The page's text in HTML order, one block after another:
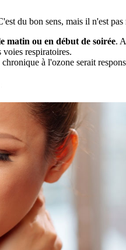
du bon sens, mais il n'est
matin ou en début de soirée.
respiratoires.
à l'ozone serait